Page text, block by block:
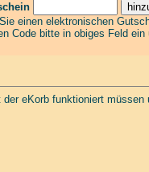
einen elektronischen
Code bitte in obiges Feld
der eKorb funktioniert